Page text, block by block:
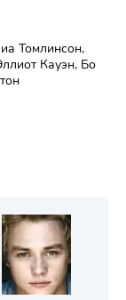
Томлинсон,
Кауэн, Бо